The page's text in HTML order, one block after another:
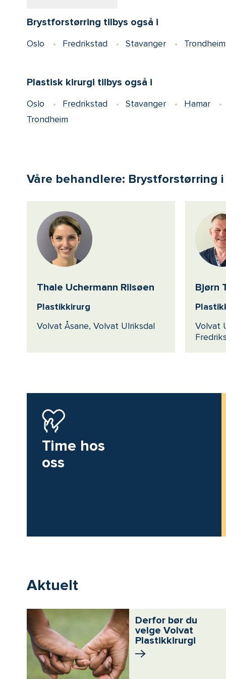
Brystforstørring tilbys også i
Oslo Fredrikstad Stavanger Trondheim
Plastisk kirurgi tilbys også i
Oslo Fredrikstad Stavanger
Hamar
Trondheim
Våre behandlere: Brystforstørring i
Thale Uchermann Riisøen
Plastikkirurg
Volvat Åsane, Volvat Ulriksdal
Bjørn
Volvat
Time hos
oss
Aktuelt
Derfor bør du
velge Volvat
Plastikkirurgi